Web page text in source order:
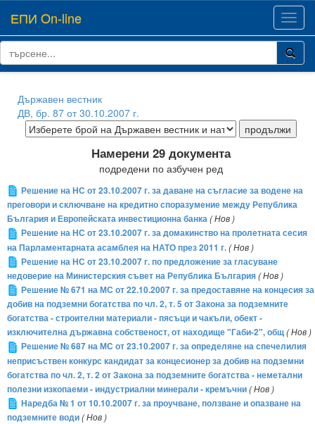
ЕПИ On-line
Държавен вестник
ДВ, бр. 87 от 30.10.2007 г.
Намерени 29 документа
подредени по азбучен ред
Решение на НС от 23.10.2007 г. за даване на съгласие за водене на
преговори и сключване на кредитно споразумение между Република
България и Европейската инвестиционна банка( Нов )
Решение на НС от 23.10.2007 г. за домакинство на пролетната сесия
на Парламентарната асамблея на НАТО през 2011 г.( Нов )
Решение на НС от 23.10.2007 г. по предложение за гласуване
недоверие на Министерския съвет на Република България( Нов )
Решение № 671 на МС от 22.10.2007 г. за предоставяне на концесия за
добив на подземни богатства по чл. 2, т. 5 от Закона за подземните
богатства - строителни материали - пясъци и чакъли, обект -
изключителна държавна собственост, от находище "Габи-2", общ( Нов )
Решение № 687 на МС от 23.10.2007 г. за определяне на спечелилия
неприсъствен конкурс кандидат за концесионер за добив на подземни
богатства по чл. 2, т. 2 от Закона за подземните богатства - неметални
полезни изкопаеми - индустриални минерали - кремъчни( Нов )
Наредба № 1 от 10.10.2007 г. за проучване, ползване и опазване на
подземните води( Нов )